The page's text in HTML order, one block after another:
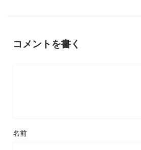
コメントを書く
名前